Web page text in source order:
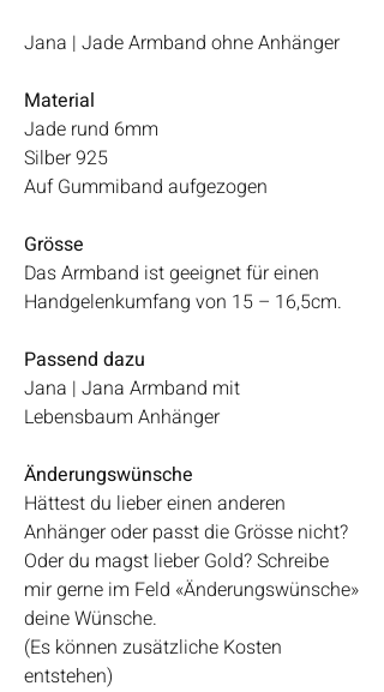
Jana | Jade Armband ohne Anhänger
Material
Jade rund 6mm
Silber 925
Auf Gummiband aufgezogen
Grösse
Das Armband ist geeignet für einen
Handgelenkumfang von 15 – 16,5cm.
Passend dazu
Jana | Jana Armband mit
Lebensbaum Anhänger
Änderungswünsche
Hättest du lieber einen anderen
Anhänger oder passt die Grösse nicht?
Oder du magst lieber Gold? Schreibe
mir gerne im Feld «Änderungswünsche»
deine Wünsche.
(Es können zusätzliche Kosten
entstehen)